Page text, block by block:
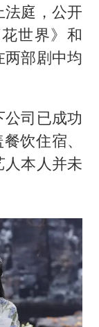
庭，公开
世界》和
两部剧中均
司已成功
饮住宿、
本人并未